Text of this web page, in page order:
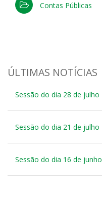
Contas Públicas
ÚLTIMAS NOTÍCIAS
Sessão do dia 28 de julho
Sessão do dia 21 de julho
Sessão do dia 16 de junho